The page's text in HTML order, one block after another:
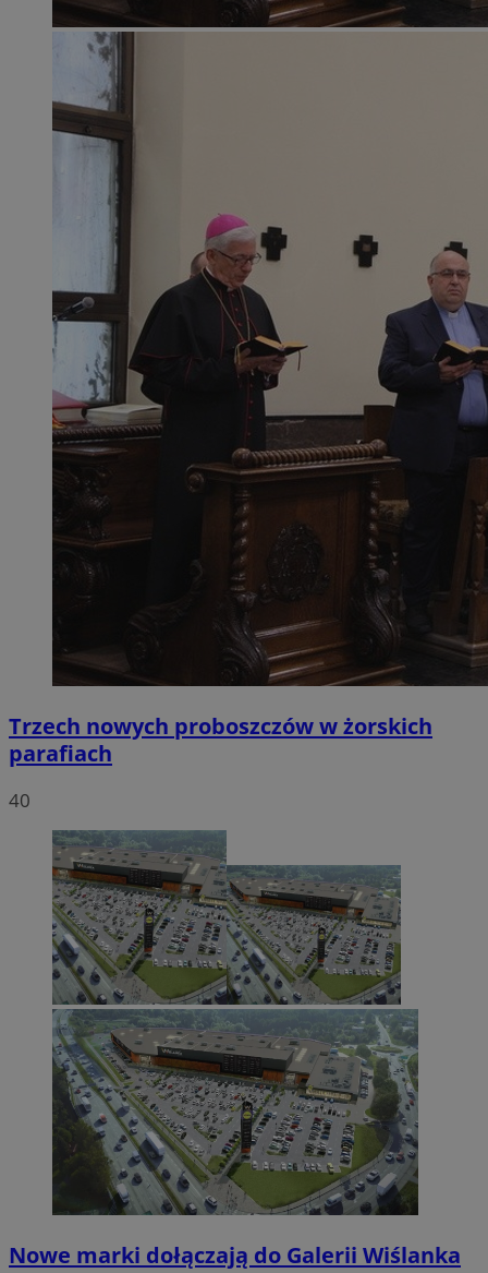
Trzech nowych proboszczów w żorskich
parafiach
40
Nowe marki dołączają do Galerii Wiślanka